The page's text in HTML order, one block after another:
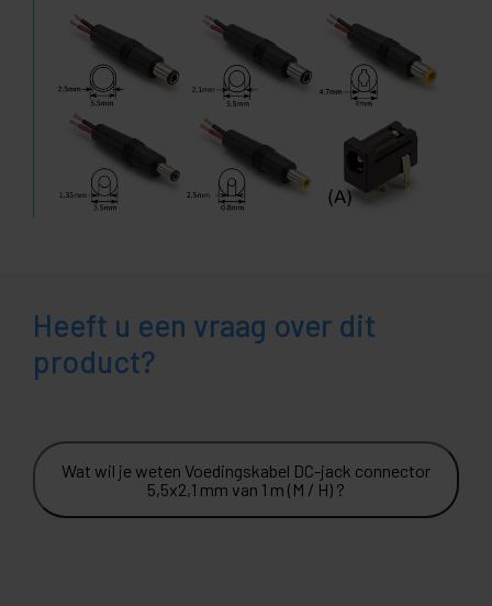
Heeft u een vraag over dit
product?
Wat wil je weten Voedingskabel DC-jack connector
5,5x2,1 mm van 1 m (M / H) ?